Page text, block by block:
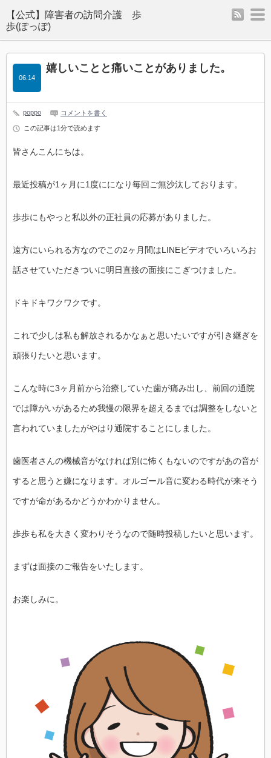
rss
嬉しいことと痛いことがありました。
06.14
poppo コメントを書く
この記事は1分で読めます
皆さんこんにちは。
最近投稿が1ヶ月に1度にになり毎回ご無沙汰しております。
歩歩にもやっと私以外の正社員の応募がありました。
遠方にいられる方なのでこの2ヶ月間はLINEビデオでいろいろお
話させていただきついに明日直接の面接にこぎつけました。
ドキドキワクワクです。
これで少しは私も解放されるかなぁと思いたいですが引き継ぎを
頑張りたいと思います。
こんな時に3ヶ月前から治療していた歯が痛み出し、前回の通院
では障がいがあるため我慢の限界を超えるまでは調整をしないと
言われていましたがやはり通院することにしました。
歯医者さんの機械音がなければ別に怖くもないのですがあの音が
すると思うと嫌になります。オルゴール音に変わる時代が来そう
ですが命があるかどうかわかりません。
歩歩も私を大きく変わりそうなので随時投稿したいと思います。
まずは面接のご報告をいたします。
お楽しみに。